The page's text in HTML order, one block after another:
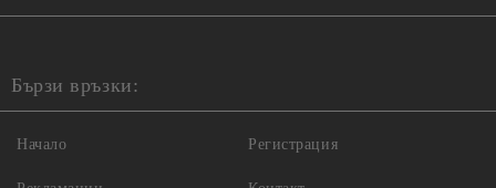
Бързи връзки:
Начало Регистрация